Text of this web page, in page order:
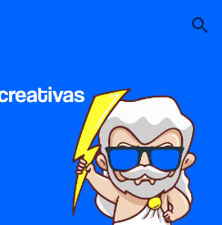
Skip to navigation